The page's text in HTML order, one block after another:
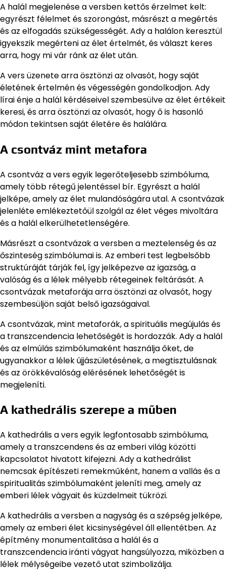
A halál megjelenése a versben kettős érzelmet kelt:
egyrészt félelmet és szorongást, másrészt a megértés
és az elfogadás szükségességét. Ady a halálon keresztül
igyekszik megérteni az élet értelmét, és választ keres
arra, hogy mi vár ránk az élet után.
A vers üzenete arra ösztönzi az olvasót, hogy saját
életének értelmén és végességén gondolkodjon. Ady
lírai énje a halál kérdéseivel szembesülve az élet értékeit
keresi, és arra ösztönzi az olvasót, hogy ő is hasonló
módon tekintsen saját életére és halálára.
A csontváz mint metafora
A csontváz a vers egyik legerőteljesebb szimbóluma,
amely több rétegű jelentéssel bír. Egyrészt a halál
jelképe, amely az élet mulandóságára utal. A csontvázak
jelenléte emlékeztetőül szolgál az élet véges mivoltára
és a halál elkerülhetetlenségére.
Másrészt a csontvázak a versben a meztelenség és az
őszinteség szimbólumai is. Az emberi test legbelsőbb
struktúráját tárják fel, így jelképezve az igazság, a
valóság és a lélek mélyebb rétegeinek feltárását. A
csontvázak metaforája arra ösztönzi az olvasót, hogy
szembesüljön saját belső igazságaival.
A csontvázak, mint metaforák, a spirituális megújulás és
a transzcendencia lehetőségét is hordozzák. Ady a halál
és az elmúlás szimbólumaként használja őket, de
ugyanakkor a lélek újjászületésének, a megtisztulásnak
és az örökkévalóság elérésének lehetőségét is
megjeleníti.
A kathedrális szerepe a műben
A kathedrális a vers egyik legfontosabb szimbóluma,
amely a transzcendens és az emberi világ közötti
kapcsolatot hivatott kifejezni. Ady a kathedrálist
nemcsak építészeti remekműként, hanem a vallás és a
spiritualitás szimbólumaként jeleníti meg, amely az
emberi lélek vágyait és küzdelmeit tükrözi.
A kathedrális a versben a nagyság és a szépség jelképe,
amely az emberi élet kicsinységével áll ellentétben. Az
építmény monumentalitása a halál és a
transzcendencia iránti vágyat hangsúlyozza, miközben a
lélek mélységeibe vezető utat szimbolizálja.